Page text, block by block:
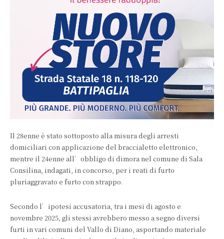
Il 28enne è stato sottoposto alla misura degli arresti
domiciliari con applicazione del braccialetto elettronico,
mentre il 24enne all’obbligo di dimora nel comune di Sala
Consilina, indagati, in concorso, per i reati di furto
pluriaggravato e furto con strappo.
Secondo l’ipotesi accusatoria, tra i mesi di agosto e
novembre 2025, gli stessi avrebbero messo a segno diversi
furti in vari comuni del Vallo di Diano, asportando materiale